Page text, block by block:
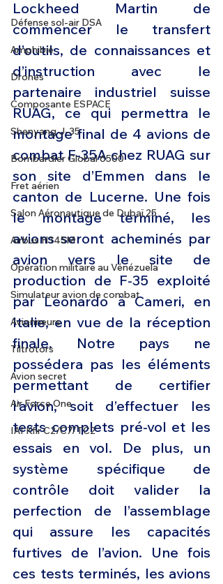
Défense sol-air DSA
Amphibie
Drones
Composante ESPACE
Shenyang J-35
Bombardier Global 6500
Fret aérien
Salon Aéronautique de Dubaï 25
Airbus H145M
Opération militaire au Vénézuela
Simulateur avion de combat
Avionneurs
Tiltrotors
Avion secret
Air Force One
IAI Kfir C2/C7/TC2
Lockheed Martin de
commencer le transfert
d’outils, de connaissances et
d’instruction avec le
partenaire industriel suisse
RUAG, ce qui permettra le
montage final de 4 avions de
combat F-35A chez RUAG sur
son site d’Emmen dans le
canton de Lucerne. Une fois
le montage terminé, les
avions seront acheminés par
avion vers le site de
production de F-35 exploité
par Leonardo à Cameri, en
Italie, en vue de la réception
finale. Notre pays ne
possédera pas les éléments
permettant de certifier
l’avion, soit d’effectuer les
tests complets pré-vol et les
essais en vol. De plus, un
système spécifique de
contrôle doit valider la
perfection de l’assemblage
qui assure les capacités
furtives de l’avion. Une fois
ces tests terminés, les avions